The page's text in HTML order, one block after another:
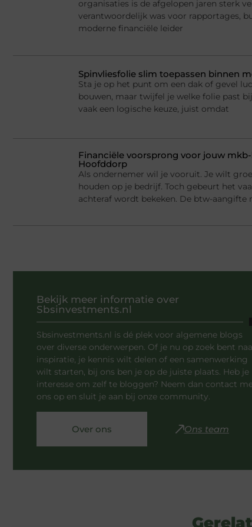
organisaties is de afgelopen jaren sterk
verantwoordelijk was voor rapportages,
moderne financiële leider
Spinvliesfolie slim toepassen binnen
Sta je op het punt om een dak of gevel
bouwen, maar twijfel je welke folie past
vaak een logische keuze, juist omdat
Financiële voorsprong voor jouw
Hoofddorp
Als ondernemer wil je vooruit. Je wilt
houden op je bedrijf. Toch gebeurt het
achteraf wordt bekeken. De btw-aangifte
Bekijk meer informatie over
Sbsinvestments.nl
Sbsinvestments.nl is dé plek voor algemene blogs
over diverse onderwerpen. Of je nu op zoek bent
inspiratie, je kennis wilt delen of een samenwerking
wilt starten, bij ons ben je op de juiste plaats. Heb je
interesse om zelf te bloggen? Neem dan contact
ons op en sluit je aan bij onze community.
Over ons Ons team